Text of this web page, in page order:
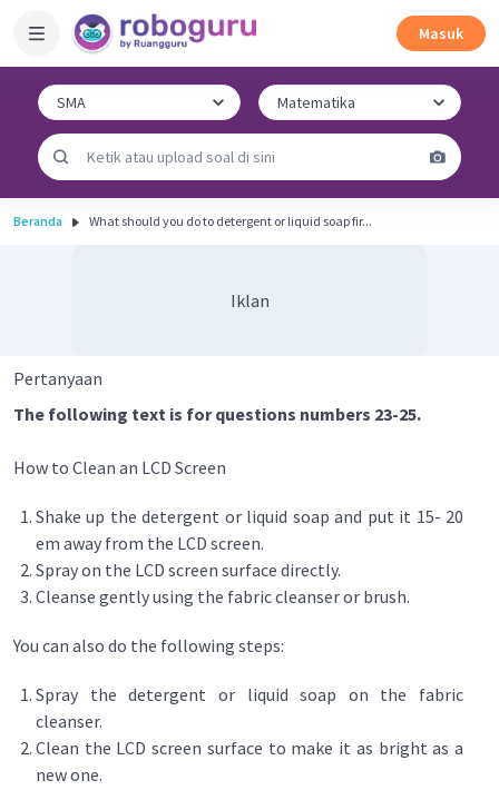
Masuk
Beranda What should you do to detergent or liquid soap fir...
Iklan
Pertanyaan
The following text is for questions numbers 23-25.
How to Clean an LCD Screen
Shake up the detergent or liquid soap and put it 15- 20
em away from the LCD screen.
Spray on the LCD screen surface directly.
Cleanse gently using the fabric cleanser or brush.
You can also do the following steps:
Spray the detergent or liquid soap on the fabric
cleanser.
Clean the LCD screen surface to make it as bright as a
new one.